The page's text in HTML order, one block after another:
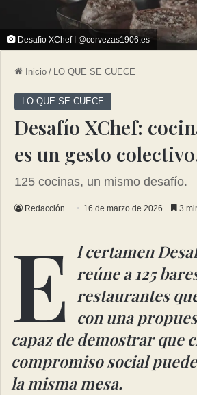
Desafío XChef I @cervezas1906.es
Inicio / LO QUE SE CUECE
LO QUE SE CUECE
Desafío XChef:
es un gesto
125 cocinas, un mismo desafío.
Redacción 16 de marzo de 2026 3
E
l certamen
reúne a 125
restaurantes
con una
capaz de demostrar que
compromiso social
la misma mesa.